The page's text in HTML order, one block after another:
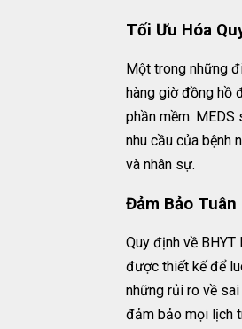
Tối Ưu Hóa
Một trong những
hàng giờ đồng hồ
phần mềm.
nhu cầu của bệnh
và nhân sự.
Đảm Bảo
Quy định về
được thiết kế để
những rủi ro về
đảm bảo mọi lịch